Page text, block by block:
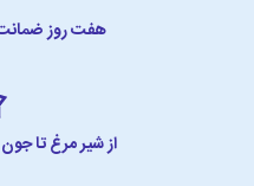
هفت روز ضمانت
از شیر مرغ تا